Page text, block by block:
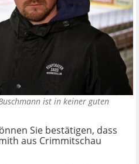
ist in keiner guten
Sie bestätigen, dass
aus Crimmitschau